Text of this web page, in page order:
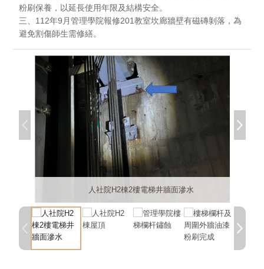
粉刷保養，以延長使用年限及結構安全。
三、112年9月管理學院報修201教室坎廊牆壁有磁磚剝落，為
避免割傷師生需修繕。
人社院H2棟2樓電梯井牆面滲水
人社院H2棟屋頂
管理學院樓梯欄杆鏽蝕
樓梯欄杆及周圍外牆油漆粉刷完成
管理學院201教室門口壁磚脫落
管院201教室門口壁磚脫落修復完成